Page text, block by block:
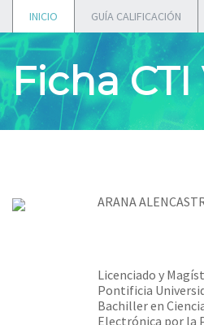
INICIO GUÍA CALIFICACIÓN
Ficha
ARANA
Licenciado y
Pontificia
Bachiller en
Electrónica por la